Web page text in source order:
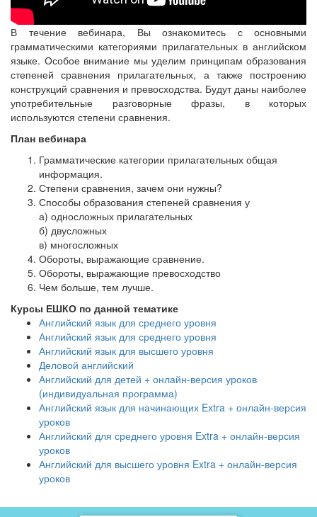
В течение вебинара, Вы ознакомитесь с основными
грамматическими категориями прилагательных в английском
языке. Особое внимание мы уделим принципам образования
степеней сравнения прилагательных, а также построению
конструкций сравнения и превосходства. Будут даны наиболее
употребительные разговорные фразы, в которых
используются степени сравнения.
План вебинара
Грамматические категории прилагательных общая
информация.
Степени сравнения, зачем они нужны?
Способы образования степеней сравнения у
а) односложных прилагательных
б) двусложных
в) многосложных
Обороты, выражающие сравнение.
Обороты, выражающие превосходство
Чем больше, тем лучше.
Курсы ЕШКО по данной тематике
Английский язык для среднего уровня
Английский язык для среднего уровня
Английский язык для высшего уровня
Деловой английский
Английский для детей + онлайн-версия уроков
(индивидуальная программа)
Английский язык для начинающих Extra + онлайн-версия
уроков
Английский для среднего уровня Extra + онлайн-версия
уроков
Английский для высшего уровня Extra + онлайн-версия
уроков